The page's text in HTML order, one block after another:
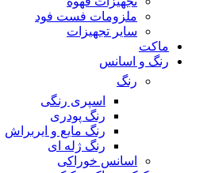
ملزومات فست فود
سایر تجهیزات
ماکت
رنگ و اسانس
رنگ
اسپری رنگی
رنگ پودری
رنگ مایع و ایربراش
رنگ ژله ای
اسانس خوراکی